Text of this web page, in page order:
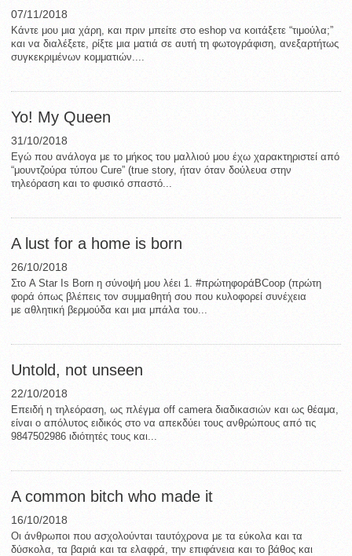
07/11/2018
Κάντε μου μια χάρη, και πριν μπείτε στο eshop να κοιτάξετε “τιμούλα;”
και να διαλέξετε, ρίξτε μια ματιά σε αυτή τη φωτογράφιση, ανεξαρτήτως
συγκεκριμένων κομματιών....
Yo! My Queen
31/10/2018
Εγώ που ανάλογα με το μήκος του μαλλιού μου έχω χαρακτηριστεί από
“μουντζούρα τύπου Cure” (true story, ήταν όταν δούλευα στην
τηλεόραση και το φυσικό σπαστό...
A lust for a home is born
26/10/2018
Στο A Star Is Born η σύνοψή μου λέει 1. #πρώτηφοράBCoop (πρώτη
φορά όπως βλέπεις τον συμμαθητή σου που κυλοφορεί συνέχεια
με αθλητική βερμούδα και μια μπάλα του...
Untold, not unseen
22/10/2018
Επειδή η τηλεόραση, ως πλέγμα off camera διαδικασιών και ως θέαμα,
είναι ο απόλυτος ειδικός στο να απεκδύει τους ανθρώπους από τις
9847502986 ιδιότητές τους και...
A common bitch who made it
16/10/2018
Οι άνθρωποι που ασχολούνται ταυτόχρονα με τα εύκολα και τα
δύσκολα, τα βαριά και τα ελαφρά, την επιφάνεια και το βάθος και